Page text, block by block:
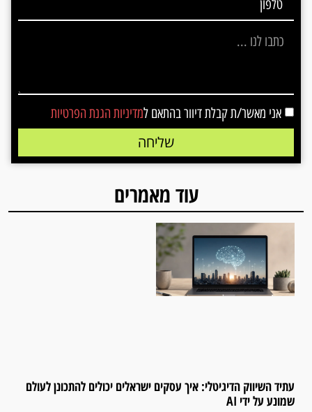
אני מאשר/ת קבלת דיוור בהתאם למדיניות הגנת הפרטיות
שליחה
עוד מאמרים
עתיד השיווק הדיגיטלי: איך עסקים ישראלים יכולים להתכונן לעולם
שמונע על ידי AI